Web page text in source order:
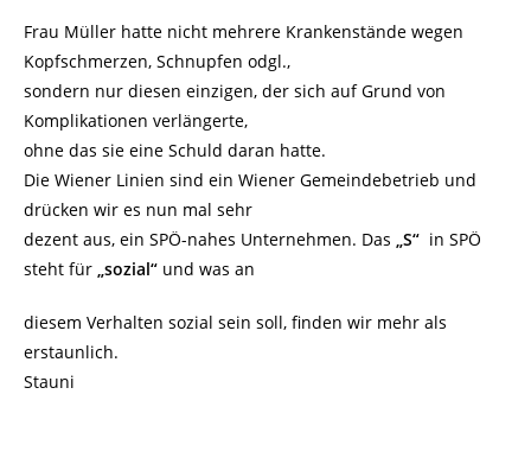
Frau Müller hatte nicht mehrere Krankenstände wegen
Kopfschmerzen, Schnupfen odgl.,
sondern nur diesen einzigen, der sich auf Grund von
Komplikationen verlängerte,
ohne das sie eine Schuld daran hatte.
Die Wiener Linien sind ein Wiener Gemeindebetrieb und
drücken wir es nun mal sehr
dezent aus, ein SPÖ-nahes Unternehmen. Das „S“ in SPÖ
steht für „sozial“ und was an
diesem Verhalten sozial sein soll, finden wir mehr als
erstaunlich.
Stauni